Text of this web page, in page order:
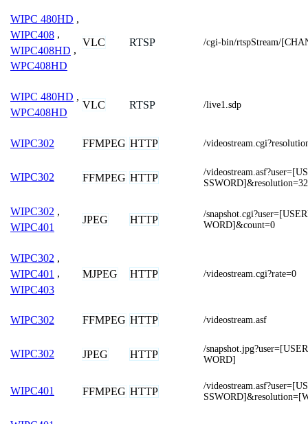
WIPC 480HD ,
WIPC408 ,
WIPC408HD ,
WPC408HD
VLC RTSP /cgi-bin/rtspStream/
WIPC 480HD ,
WPC408HD
VLC RTSP /live1.sdp
WIPC302 FFMPEG HTTP /
WIPC302 FFMPEG HTTP
/
WIPC302 ,
WIPC401
JPEG HTTP
/
WORD]&count=0
WIPC302 ,
WIPC401 ,
WIPC403
MJPEG HTTP /videostream.cgi?rate=0
WIPC302 FFMPEG HTTP /videostream.asf
WIPC302 JPEG HTTP
/
WORD]
WIPC401 FFMPEG HTTP
/